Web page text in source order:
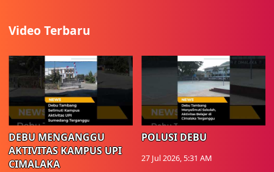
Video Terbaru
DEBU MENGANGGU
AKTIVITAS KAMPUS UPI
CIMALAKA
POLUSI DEBU
27 Jul 2026, 5:31 AM